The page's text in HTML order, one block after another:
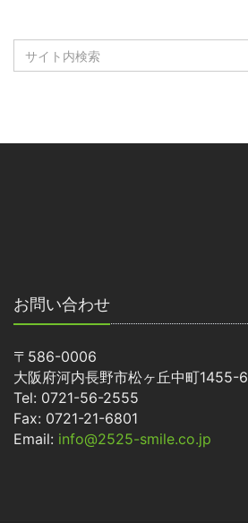
お問い合わせ
〒586-0006
大阪府河内長野市松ヶ丘中町1455-6
Tel: 0721-56-2555
Fax: 0721-21-6801
Email: info@2525-smile.co.jp